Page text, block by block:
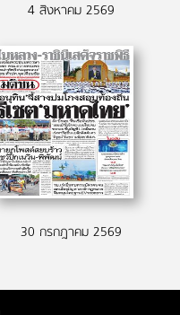
4 สิงหาคม 2569
30 กรกฎาคม 2569